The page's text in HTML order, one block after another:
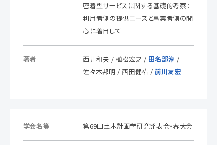
密着型サービスに関する基礎的考察：
利用者側の提供ニーズと事業者側の関
心に着目して
著者 西井和夫 / 植松宏之 / 田名部淳 /
佐々木邦明 / 西田健祐 / 前川友宏
学会名等 第69回土木計画学研究発表会・春大会